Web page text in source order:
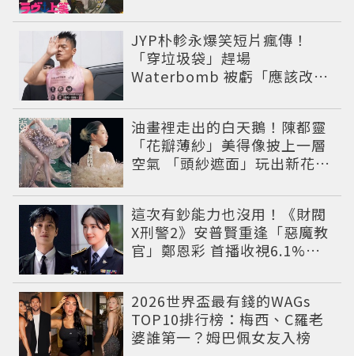
JYP朴軫永爆笑短片瘋傳！
「穿垃圾袋」趕場
Waterbomb 被虧「應該改名
油畫裡走出的白天鵝！陳都靈
「花瓣薄紗」美得像披上一層
空氣 「頭紗遮面」玩出新花樣
這次有鈔能力也沒用！《財閥
X刑警2》安普賢重逢「惡魔教
官」鄭恩彩 首播收視6.1%超
2026世界盃最有錢的WAGs
TOP10排行榜：梅西、C羅老
婆誰第一？姆巴佩女友入榜